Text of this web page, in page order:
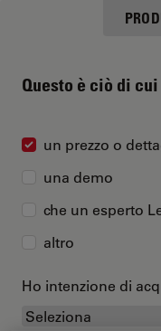
Questo è ciò di
un prezzo o
una demo
che un esperto
altro
Ho intenzione di